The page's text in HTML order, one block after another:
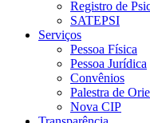
Registro de
SATEPSI
Serviços
Pessoa Física
Pessoa Jurídica
Convênios
Palestra de
Nova CIP